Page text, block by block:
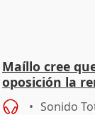
Maíllo cree
oposición la
Defensor
Sonido